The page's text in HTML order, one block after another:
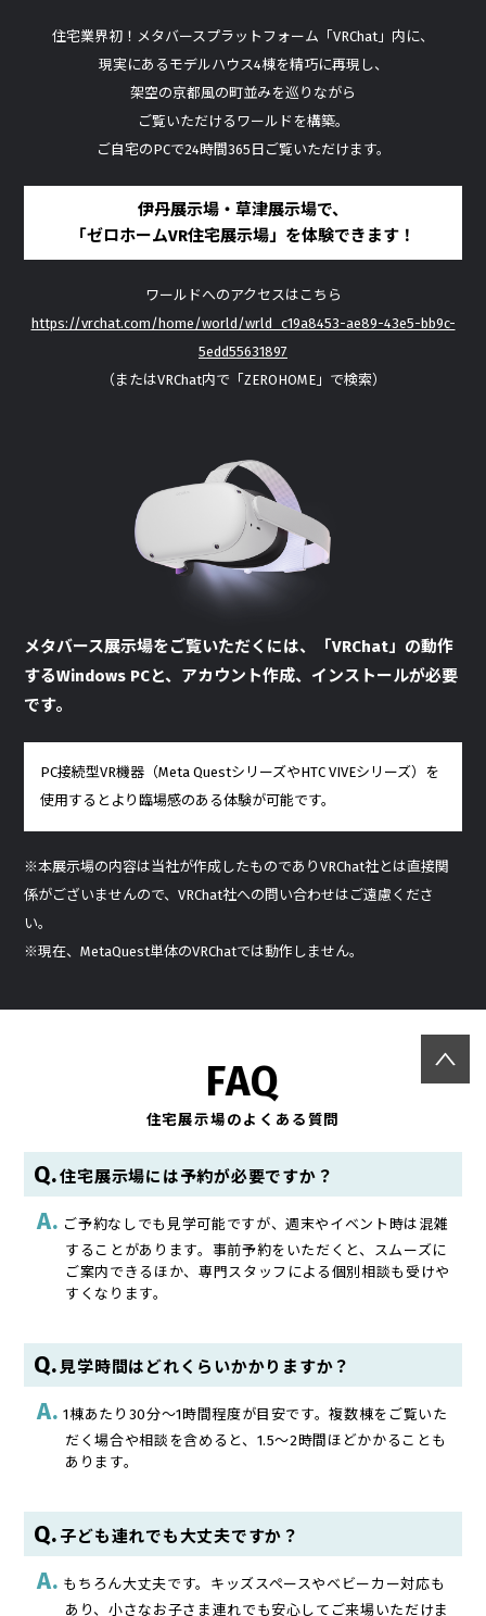
住宅業界初！メタバースプラットフォーム「VRChat」内に、
現実にあるモデルハウス4棟を精巧に再現し、
架空の京都風の町並みを巡りながら
ご覧いただけるワールドを構築。
ご自宅のPCで24時間365日ご覧いただけます。
伊丹展示場・草津展示場で、
「ゼロホームVR住宅展示場」を体験できます！
ワールドへのアクセスはこちら
https://vrchat.com/home/world/wrld_c19a8453-ae89-43e5-bb9c-
5edd55631897
（またはVRChat内で「ZEROHOME」で検索）
メタバース展示場をご覧いただくには、「VRChat」の動作
するWindows PCと、アカウント作成、インストールが必要
です。
PC接続型VR機器（Meta QuestシリーズやHTC VIVEシリーズ）を
使用するとより臨場感のある体験が可能です。
※本展示場の内容は当社が作成したものでありVRChat社とは直接関
係がございませんので、VRChat社への問い合わせはご遠慮くださ
い。
※現在、MetaQuest単体のVRChatでは動作しません。
FAQ
住宅展示場のよくある質問
住宅展示場には予約が必要ですか？
ご予約なしでも見学可能ですが、週末やイベント時は混雑
することがあります。事前予約をいただくと、スムーズに
ご案内できるほか、専門スタッフによる個別相談も受けや
すくなります。
見学時間はどれくらいかかりますか？
1棟あたり30分～1時間程度が目安です。複数棟をご覧いた
だく場合や相談を含めると、1.5～2時間ほどかかることも
あります。
子ども連れでも大丈夫ですか？
もちろん大丈夫です。キッズスペースやベビーカー対応も
あり、小さなお子さま連れでも安心してご来場いただけま